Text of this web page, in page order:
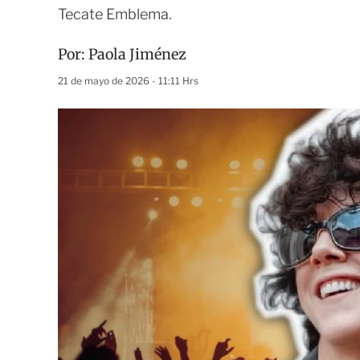
Tecate Emblema.
Por: Paola Jiménez
21 de mayo de 2026 - 11:11 Hrs